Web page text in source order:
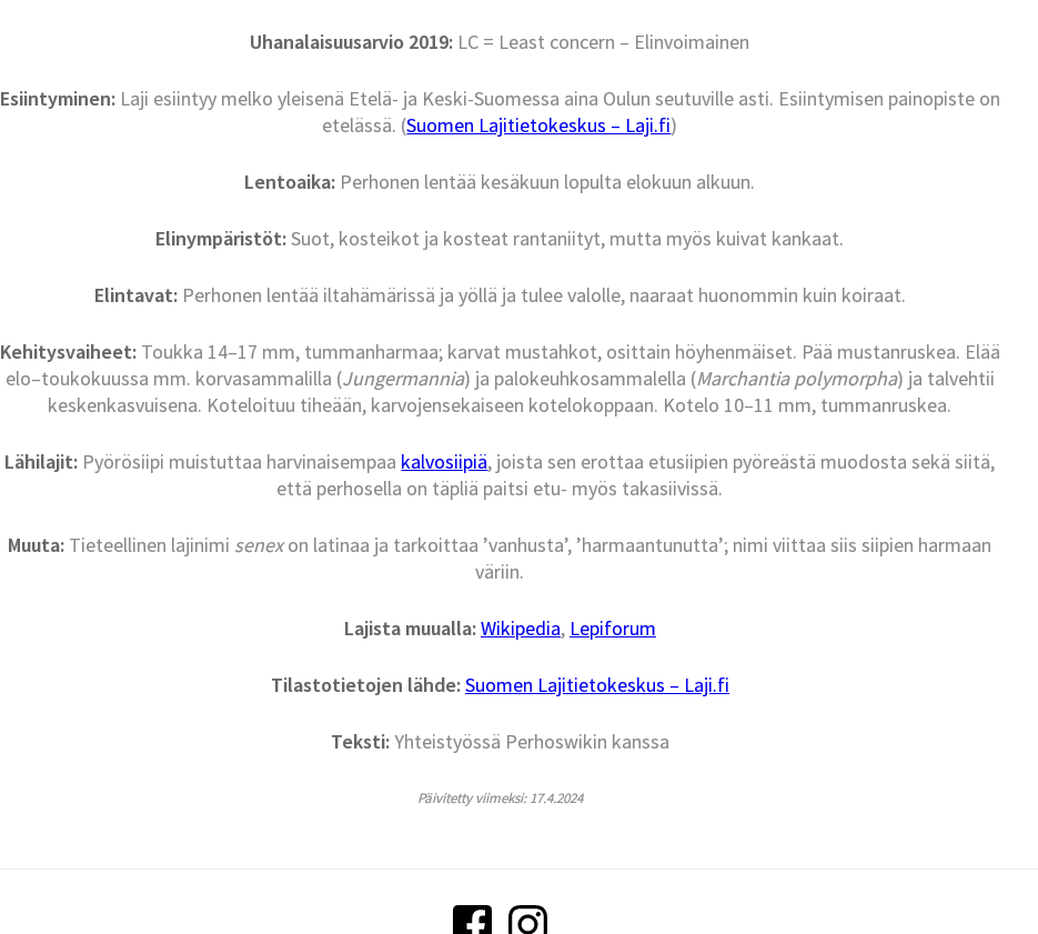
Uhanalaisuusarvio 2019: LC = Least concern – Elinvoimainen
Esiintyminen:Laji esiintyy melko yleisenä Etelä- ja Keski-Suomessa aina Oulun seutuville asti. Esiintymisen painopiste on
etelässä. (Suomen Lajitietokeskus – Laji.fi)
Lentoaika: Perhonen lentää kesäkuun lopulta elokuun alkuun.
Elinympäristöt:Suot, kosteikot ja kosteat rantaniityt, mutta myös kuivat kankaat.
Elintavat:Perhonen lentää iltahämärissä ja yöllä ja tulee valolle, naaraat huonommin kuin koiraat.
Kehitysvaiheet:Toukka 14–17 mm, tummanharmaa; karvat mustahkot, osittain höyhenmäiset. Pää mustanruskea. Elää
elo–toukokuussa mm. korvasammalilla (Jungermannia) ja palokeuhkosammalella (Marchantia polymorpha) ja talvehtii
keskenkasvuisena. Koteloituu tiheään, karvojensekaiseen kotelokoppaan. Kotelo 10–11 mm, tummanruskea.
Lähilajit: Pyörösiipi muistuttaa harvinaisempaa kalvosiipiä, joista sen erottaa etusiipien pyöreästä muodosta sekä siitä,
että perhosella on täpliä paitsi etu- myös takasiivissä.
Muuta: Tieteellinen lajinimi senexon latinaa ja tarkoittaa ’vanhusta’, ’harmaantunutta’; nimi viittaa siis siipien harmaan
väriin.
Lajista muualla:Wikipedia, Lepiforum
Tilastotietojen lähde:Suomen Lajitietokeskus – Laji.fi
Teksti:Yhteistyössä Perhoswikin kanssa
Päivitetty viimeksi: 17.4.2024